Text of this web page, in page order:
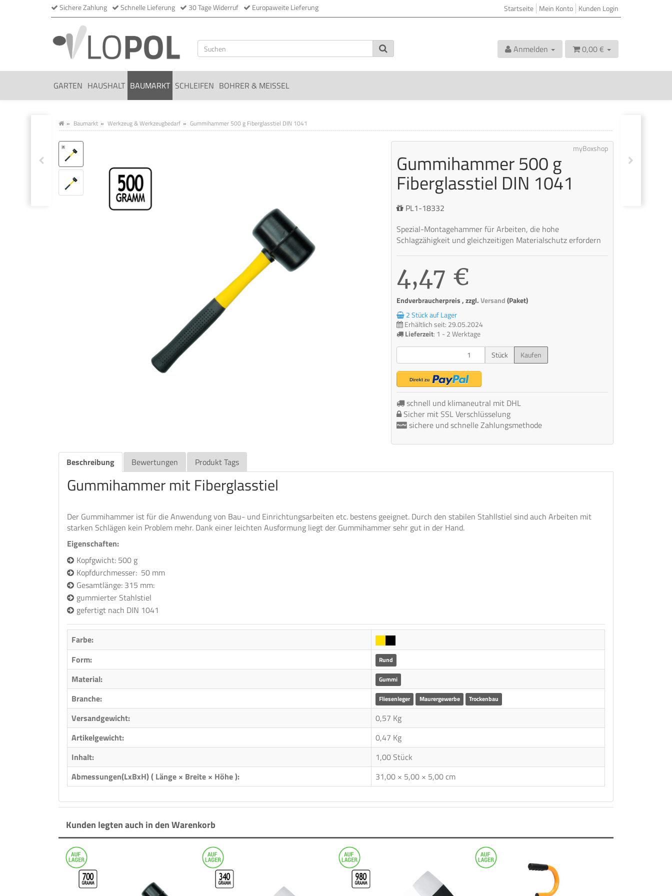
Sichere Zahlung Schnelle Lieferung 30 Tage Widerruf Europaweite Lieferung Startseite Mein Konto Kunden Login
Anmelden 0,00 €
GARTEN HAUSHALT BAUMARKT SCHLEIFEN BOHRER & MEISSEL
Baumarkt Werkzeug & Werkzeugbedarf Gummihammer 500 g Fiberglasstiel DIN 1041
myBoxshop
Gummihammer 500 g
Fiberglasstiel DIN 1041
PL1-18332
Spezial-Montagehammer für Arbeiten, die hohe
Schlagzähigkeit und gleichzeitigen Materialschutz erfordern
4,47 €
Endverbraucherpreis , zzgl.Versand(Paket)
2 Stück auf Lager
Erhältlich seit: 29.05.2024
Lieferzeit: 1 - 2 Werktage
Stück Kaufen
schnell und klimaneutral mit DHL
Sicher mit SSL Verschlüsselung
sichere und schnelle Zahlungsmethode
Beschreibung Bewertungen Produkt Tags
Gummihammer mit Fiberglasstiel
Der Gummihammer ist für die Anwendung von Bau- und Einrichtungsarbeiten etc. bestens geeignet. Durch den stabilen Stahllstiel sind auch Arbeiten mit
starken Schlägen kein Problem mehr. Dank einer leichten Ausformung liegt der Gummihammer sehr gut in der Hand.
Eigenschaften:
Kopfgwicht: 500 g
Kopfdurchmesser: 50 mm
Gesamtlänge: 315 mm:
gummierter Stahlstiel
gefertigt nach DIN 1041
Farbe:
Form:
Rund
Material: Gummi
Branche: Fliesenleger Maurergewerbe Trockenbau
Versandgewicht:
0,57 Kg
Artikelgewicht:
0,47 Kg
Inhalt:
1,00 Stück
Abmessungen(LxBxH) ( Länge × Breite × Höhe ):
31,00 × 5,00 × 5,00 cm
Kunden legten auch in den Warenkorb